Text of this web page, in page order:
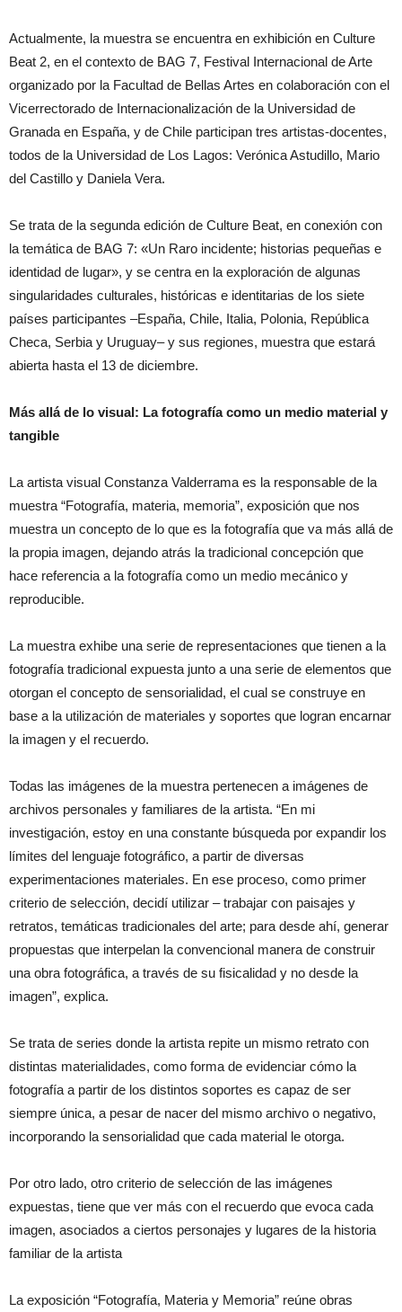
Actualmente, la muestra se encuentra en exhibición en Culture
Beat 2, en el contexto de BAG 7, Festival Internacional de Arte
organizado por la Facultad de Bellas Artes en colaboración con el
Vicerrectorado de Internacionalización de la Universidad de
Granada en España, y de Chile participan tres artistas-docentes,
todos de la Universidad de Los Lagos: Verónica Astudillo, Mario
del Castillo y Daniela Vera.
Se trata de la segunda edición de Culture Beat, en conexión con
la temática de BAG 7: «Un Raro incidente; historias pequeñas e
identidad de lugar», y se centra en la exploración de algunas
singularidades culturales, históricas e identitarias de los siete
países participantes –España, Chile, Italia, Polonia, República
Checa, Serbia y Uruguay– y sus regiones, muestra que estará
abierta hasta el 13 de diciembre.
Más allá de lo visual: La fotografía como un medio material y
tangible
La artista visual Constanza Valderrama es la responsable de la
muestra “Fotografía, materia, memoria”, exposición que nos
muestra un concepto de lo que es la fotografía que va más allá de
la propia imagen, dejando atrás la tradicional concepción que
hace referencia a la fotografía como un medio mecánico y
reproducible.
La muestra exhibe una serie de representaciones que tienen a la
fotografía tradicional expuesta junto a una serie de elementos que
otorgan el concepto de sensorialidad, el cual se construye en
base a la utilización de materiales y soportes que logran encarnar
la imagen y el recuerdo.
Todas las imágenes de la muestra pertenecen a imágenes de
archivos personales y familiares de la artista. “En mi
investigación, estoy en una constante búsqueda por expandir los
límites del lenguaje fotográfico, a partir de diversas
experimentaciones materiales. En ese proceso, como primer
criterio de selección, decidí utilizar – trabajar con paisajes y
retratos, temáticas tradicionales del arte; para desde ahí, generar
propuestas que interpelan la convencional manera de construir
una obra fotográfica, a través de su fisicalidad y no desde la
imagen”, explica.
Se trata de series donde la artista repite un mismo retrato con
distintas materialidades, como forma de evidenciar cómo la
fotografía a partir de los distintos soportes es capaz de ser
siempre única, a pesar de nacer del mismo archivo o negativo,
incorporando la sensorialidad que cada material le otorga.
Por otro lado, otro criterio de selección de las imágenes
expuestas, tiene que ver más con el recuerdo que evoca cada
imagen, asociados a ciertos personajes y lugares de la historia
familiar de la artista
La exposición “Fotografía, Materia y Memoria” reúne obras